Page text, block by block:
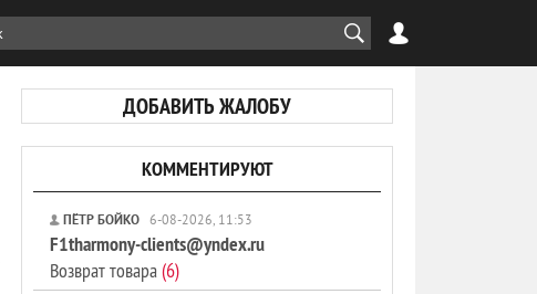
ДОБАВИТЬ ЖАЛОБУ
КОММЕНТИРУЮТ
ПЁТР БОЙКО 6-08-2026, 11:53
F1tharmony-clients@yndex.ru
Возврат товара(6)